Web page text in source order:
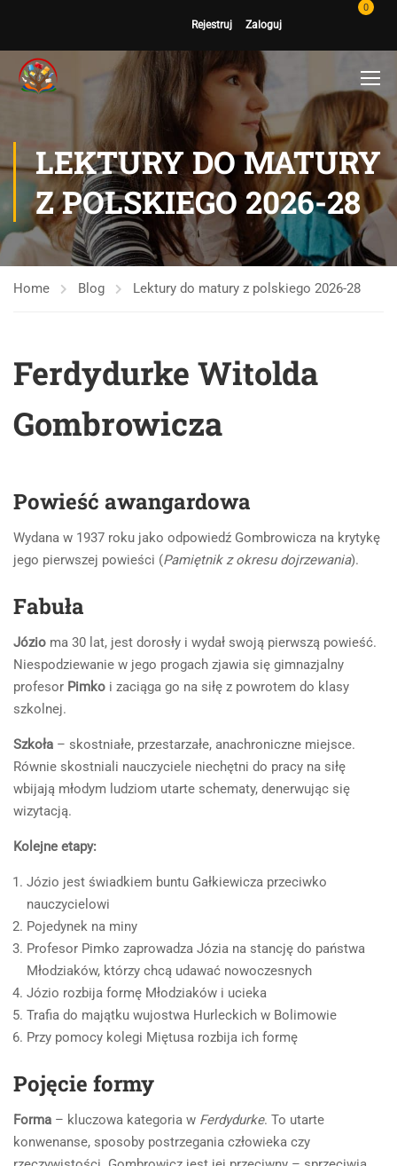
Rejestruj Zaloguj
0
LEKTURY DO MATURY
Z POLSKIEGO 2026-28
Home Blog Lektury do matury z polskiego 2026-28
Ferdydurke Witolda
Gombrowicza
Powieść awangardowa
Wydana w 1937 roku jako odpowiedź Gombrowicza na krytykę
jego pierwszej powieści (Pamiętnik z okresu dojrzewania).
Fabuła
Józio ma 30 lat, jest dorosły i wydał swoją pierwszą powieść.
Niespodziewanie w jego progach zjawia się gimnazjalny
profesor Pimko i zaciąga go na siłę z powrotem do klasy
szkolnej.
Szkoła – skostniałe, przestarzałe, anachroniczne miejsce.
Równie skostniali nauczyciele niechętni do pracy na siłę
wbijają młodym ludziom utarte schematy, denerwując się
wizytacją.
Kolejne etapy:
Józio jest świadkiem buntu Gałkiewicza przeciwko
nauczycielowi
Pojedynek na miny
Profesor Pimko zaprowadza Józia na stancję do państwa
Młodziaków, którzy chcą udawać nowoczesnych
Józio rozbija formę Młodziaków i ucieka
Trafia do majątku wujostwa Hurleckich w Bolimowie
Przy pomocy kolegi Miętusa rozbija ich formę
Pojęcie formy
Forma – kluczowa kategoria w Ferdydurke. To utarte
konwenanse, sposoby postrzegania człowieka czy